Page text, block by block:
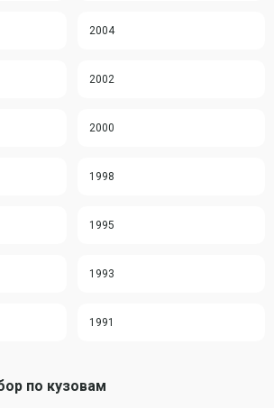
2004
2002
2000
1998
1995
1993
1991
по кузовам